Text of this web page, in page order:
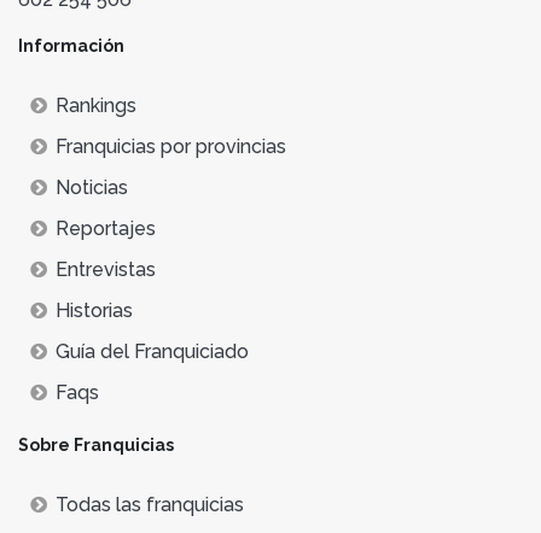
Información
Rankings
Franquicias por provincias
Noticias
Reportajes
Entrevistas
Historias
Guía del Franquiciado
Faqs
Sobre Franquicias
Todas las franquicias